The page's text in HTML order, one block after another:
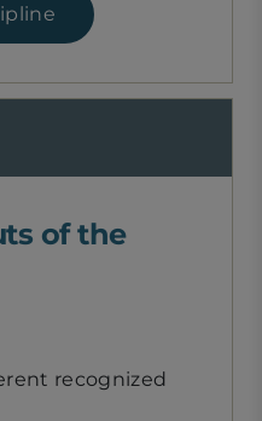
of the
recognized